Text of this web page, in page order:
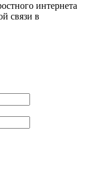
интернета
связи в